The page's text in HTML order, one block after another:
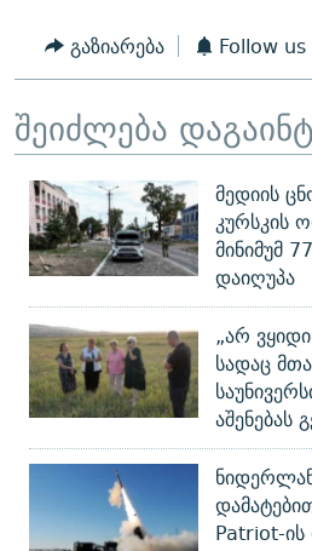
ᲘᲛᲞᲔᲠᲘᲐ ᲓᲐ ᲠᲐᲓᲘᲝ
5 ᲐᲛᲑᲐᲕᲘ - 20 ᲘᲕᲜᲘᲡᲡ ᲓᲐᲨᲐᲕᲔᲑᲣᲚᲔᲑᲘ
ᲐᲒᲕᲘᲡᲢᲝᲡ ᲝᲛᲘ
ПРИВЕТ ᲙᲣᲚᲢᲣᲠᲐ
გაზიარება Follow us
შეიძლება
მედიის
კურსკის
მინიმუმ
დაიღუპა
„არ
სადაც
აშენებას
Patriot-ის